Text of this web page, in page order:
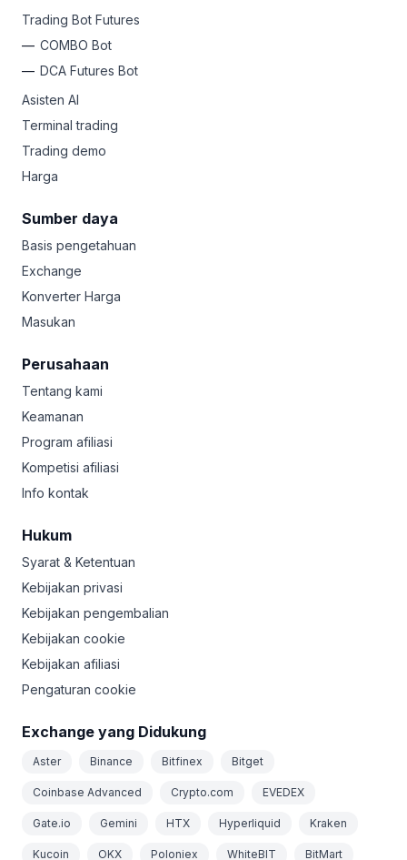
Trading Bot Futures
COMBO Bot
DCA Futures Bot
Asisten AI
Terminal trading
Trading demo
Harga
Sumber daya
Basis pengetahuan
Exchange
Konverter Harga
Masukan
Perusahaan
Tentang kami
Keamanan
Program afiliasi
Kompetisi afiliasi
Info kontak
Hukum
Syarat & Ketentuan
Kebijakan privasi
Kebijakan pengembalian
Kebijakan cookie
Kebijakan afiliasi
Pengaturan cookie
Exchange yang Didukung
Aster Binance Bitfinex Bitget
Coinbase Advanced Crypto.com EVEDEX
Gate.io Gemini HTX Hyperliquid Kraken
Kucoin OKX Poloniex WhiteBIT BitMart